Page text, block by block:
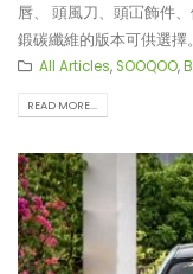
唇、 頭風刀、頭冚飾件
鍛碳纖維的版本可供選擇
All Articles, SOOQOO,
READ MORE...